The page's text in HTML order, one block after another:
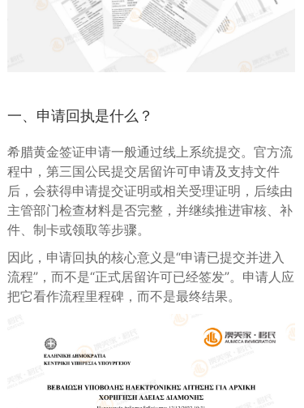
一、申请回执是什么？
希腊黄金签证申请一般通过线上系统提交。官方流
程中，第三国公民提交居留许可申请及支持文件
后，会获得申请提交证明或相关受理证明，后续由
主管部门检查材料是否完整，并继续推进审核、补
件、制卡或领取等步骤。
因此，申请回执的核心意义是“申请已提交并进入
流程”，而不是“正式居留许可已经签发”。申请人应
把它看作流程里程碑，而不是最终结果。